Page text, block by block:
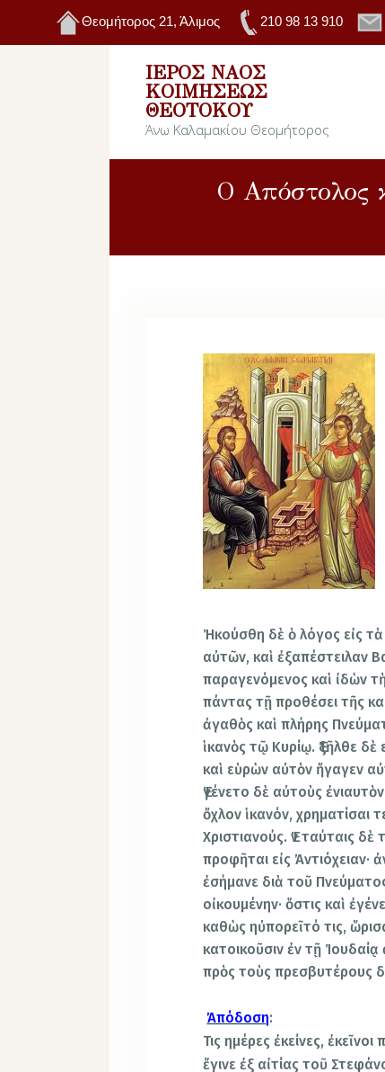
Θεομήτορος 21, Άλιμος 210 98 13 910
ΙΕΡΌΣ ΝΑΌΣ
ΚΟΙΜΉΣΕΩΣ
ΘΕΟΤΌΚΟΥ
Άνω Καλαμακίου Θεομήτορος
Ο Απόστολος
Ἠκούσθη δὲ ὁ λόγος εἰς τὰ
αὐτῶν, καὶ ἐξαπέστειλαν
παραγενόμενος καὶ ἰδὼν
πάντας τῇ προθέσει τῆς
ἀγαθὸς καὶ πλήρης
ἱκανὸς τῷ Κυρίῳ. Ἐξῆλθε
καὶ εὑρὼν αὐτὸν ἤγαγεν
Ἐγένετο δὲ αὐτοὺς
ὄχλον ἱκανόν, χρηματίσαι
Χριστιανούς. Ἐν ταύταις
προφῆται εἰς
ἐσήμανε διὰ τοῦ
οἰκουμένην· ὅστις καὶ
καθὼς ηὐπορεῖτό τις,
κατοικοῦσιν ἐν τῇ
πρὸς τοὺς πρεσβυτέρους
Ἀπόδοση:
Τις ημέρες ἐκείνες,
ἔγινε ἐξ αἰτίας τοῦ